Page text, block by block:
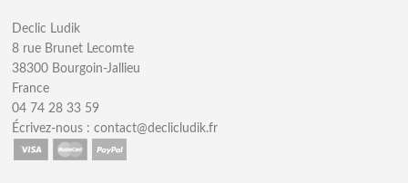
Declic Ludik
8 rue Brunet Lecomte
38300 Bourgoin-Jallieu
France
04 74 28 33 59
Écrivez-nous :contact@declicludik.fr